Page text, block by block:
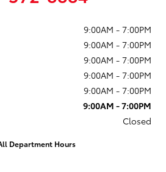
9:00AM - 7:00PM
9:00AM - 7:00PM
9:00AM - 7:00PM
9:00AM - 7:00PM
9:00AM - 7:00PM
9:00AM - 7:00PM
Closed
Department Hours